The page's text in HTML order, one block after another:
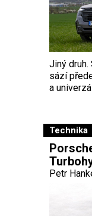
Jiný druh.
sází
a
Technika
Petr